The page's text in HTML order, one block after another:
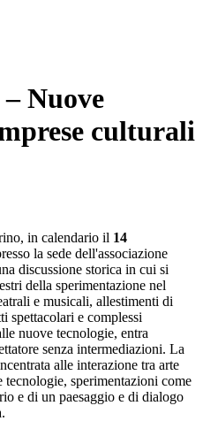
Nuove
culturali
in calendario il 14
la sede dell'associazione
discussione storica in cui si
della sperimentazione nel
e musicali, allestimenti di
spettacolari e complessi
nuove tecnologie, entra
senza intermediazioni. La
alle interazione tra arte
sperimentazioni come
e di un paesaggio e di dialogo